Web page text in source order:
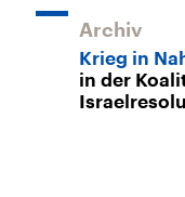
Archiv
Krieg in
in der